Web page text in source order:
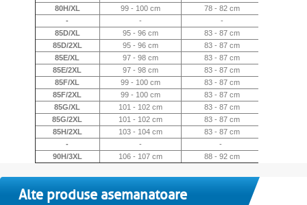
80H/XL
99 - 100 cm 78 - 82 cm
-
- -
85D/XL
95 - 96 cm 83 - 87 cm
85D/2XL
95 - 96 cm 83 - 87 cm
85E/XL
97 - 98 cm 83 - 87 cm
85E/2XL
97 - 98 cm 83 - 87 cm
85F/XL
99 - 100 cm 83 - 87 cm
85F/2XL
99 - 100 cm 83 - 87 cm
85G/XL
101 - 102 cm 83 - 87 cm
85G/2XL
101 - 102 cm 83 - 87 cm
85H/2XL
103 - 104 cm 83 - 87 cm
-
- -
90H/3XL
106 - 107 cm 88 - 92 cm
Alte produse asemanatoare